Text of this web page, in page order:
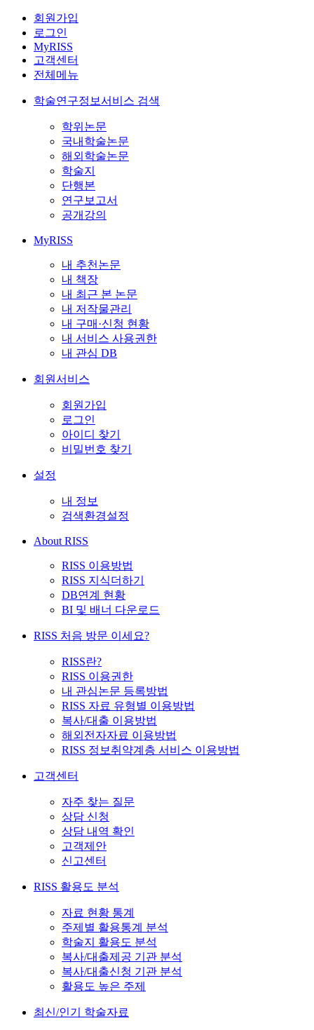
회원가입
로그인
MyRISS
고객센터
전체메뉴
학술연구정보서비스 검색
학위논문
국내학술논문
해외학술논문
학술지
단행본
연구보고서
공개강의
MyRISS
내 추천논문
내 책장
내 최근 본 논문
내 저작물관리
내 구매·신청 현황
내 서비스 사용권한
내 관심 DB
회원서비스
회원가입
로그인
아이디 찾기
비밀번호 찾기
설정
내 정보
검색환경설정
About RISS
RISS 이용방법
RISS 지식더하기
DB연계 현황
BI 및 배너 다운로드
RISS 처음 방문 이세요?
RISS란?
RISS 이용권한
내 관심논문 등록방법
RISS 자료 유형별 이용방법
복사/대출 이용방법
해외전자자료 이용방법
RISS 정보취약계층 서비스 이용방법
고객센터
자주 찾는 질문
상담 신청
상담 내역 확인
고객제안
신고센터
RISS 활용도 분석
자료 현황 통계
주제별 활용통계 분석
학술지 활용도 분석
복사/대출제공 기관 분석
복사/대출신청 기관 분석
활용도 높은 주제
최신/인기 학술자료